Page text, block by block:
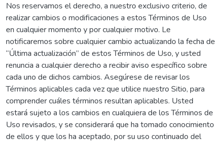
Nos reservamos el derecho, a nuestro exclusivo criterio, de
realizar cambios o modificaciones a estos Términos de Uso
en cualquier momento y por cualquier motivo. Le
notificaremos sobre cualquier cambio actualizando la fecha de
“Última actualización” de estos Términos de Uso, y usted
renuncia a cualquier derecho a recibir aviso específico sobre
cada uno de dichos cambios. Asegúrese de revisar los
Términos aplicables cada vez que utilice nuestro Sitio, para
comprender cuáles términos resultan aplicables. Usted
estará sujeto a los cambios en cualquiera de los Términos de
Uso revisados, y se considerará que ha tomado conocimiento
de ellos y que los ha aceptado, por su uso continuado del